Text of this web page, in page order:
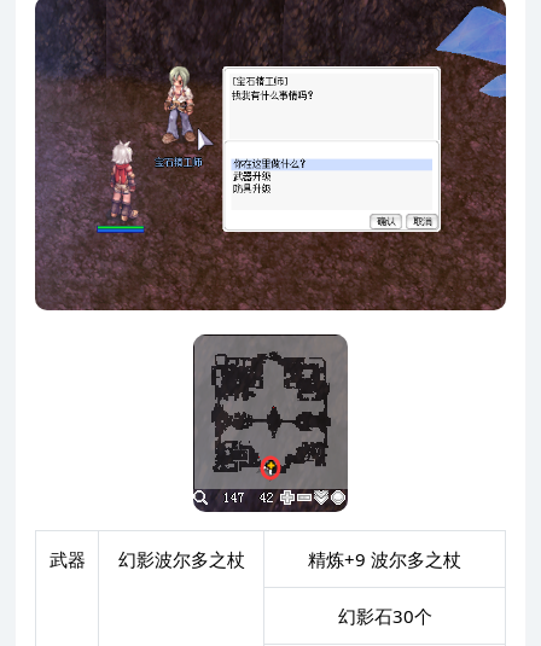
武器 幻影波尔多之杖 精炼+9 波尔多之杖
幻影石30个